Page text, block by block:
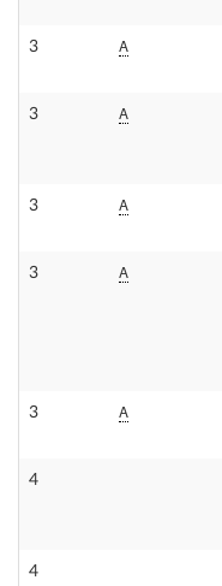
3 A
3 A
3 A
3 A
3 A
4
4